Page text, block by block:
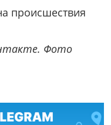
происшествия
Фото